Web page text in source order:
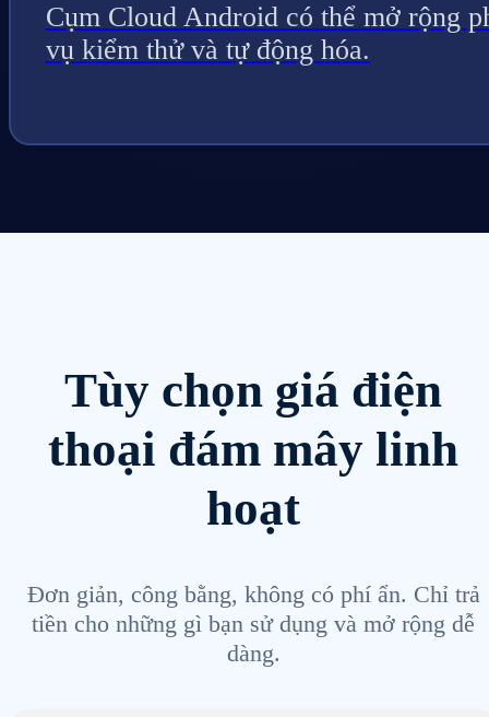
Cụm Cloud Android có thể mở rộng
vụ kiểm thử và tự động hóa.
Tùy chọn giá điện
thoại đám mây linh
hoạt
Đơn giản, công bằng, không có phí ẩn. Chỉ trả
tiền cho những gì bạn sử dụng và mở rộng dễ
dàng.